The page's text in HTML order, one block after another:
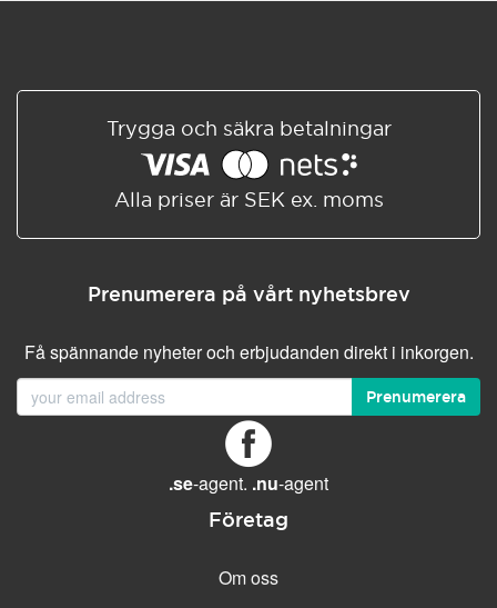
Trygga och säkra betalningar
Alla priser är SEK ex. moms
Prenumerera på vårt nyhetsbrev
Få spännande nyheter och erbjudanden direkt i inkorgen.
Prenumerera
.se-agent. .nu-agent
Företag
Om oss